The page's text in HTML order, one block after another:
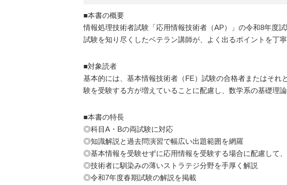
■本書の概要
情報処理技術者試験「応用情報技術者（AP）」の令和8年度試
試験を知り尽くしたベテラン講師が、よく出るポイントを丁寧
■対象読者
基本的には、基本情報技術者（FE）試験の合格者またはそ
験を受験する方が増えていることに配慮し、数学系の基礎理論
■本書の特長
◎科目A・Bの両試験に対応
◎知識解説と過去問演習で幅広い出題範囲を網羅
◎基本情報を受験せずに応用情報を受験する場合に配慮して
◎技術者に馴染みの薄いストラテジ分野を手厚く解説
◎令和7年度春期試験の解説を掲載